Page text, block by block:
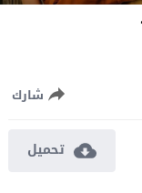
شارك
تحميل